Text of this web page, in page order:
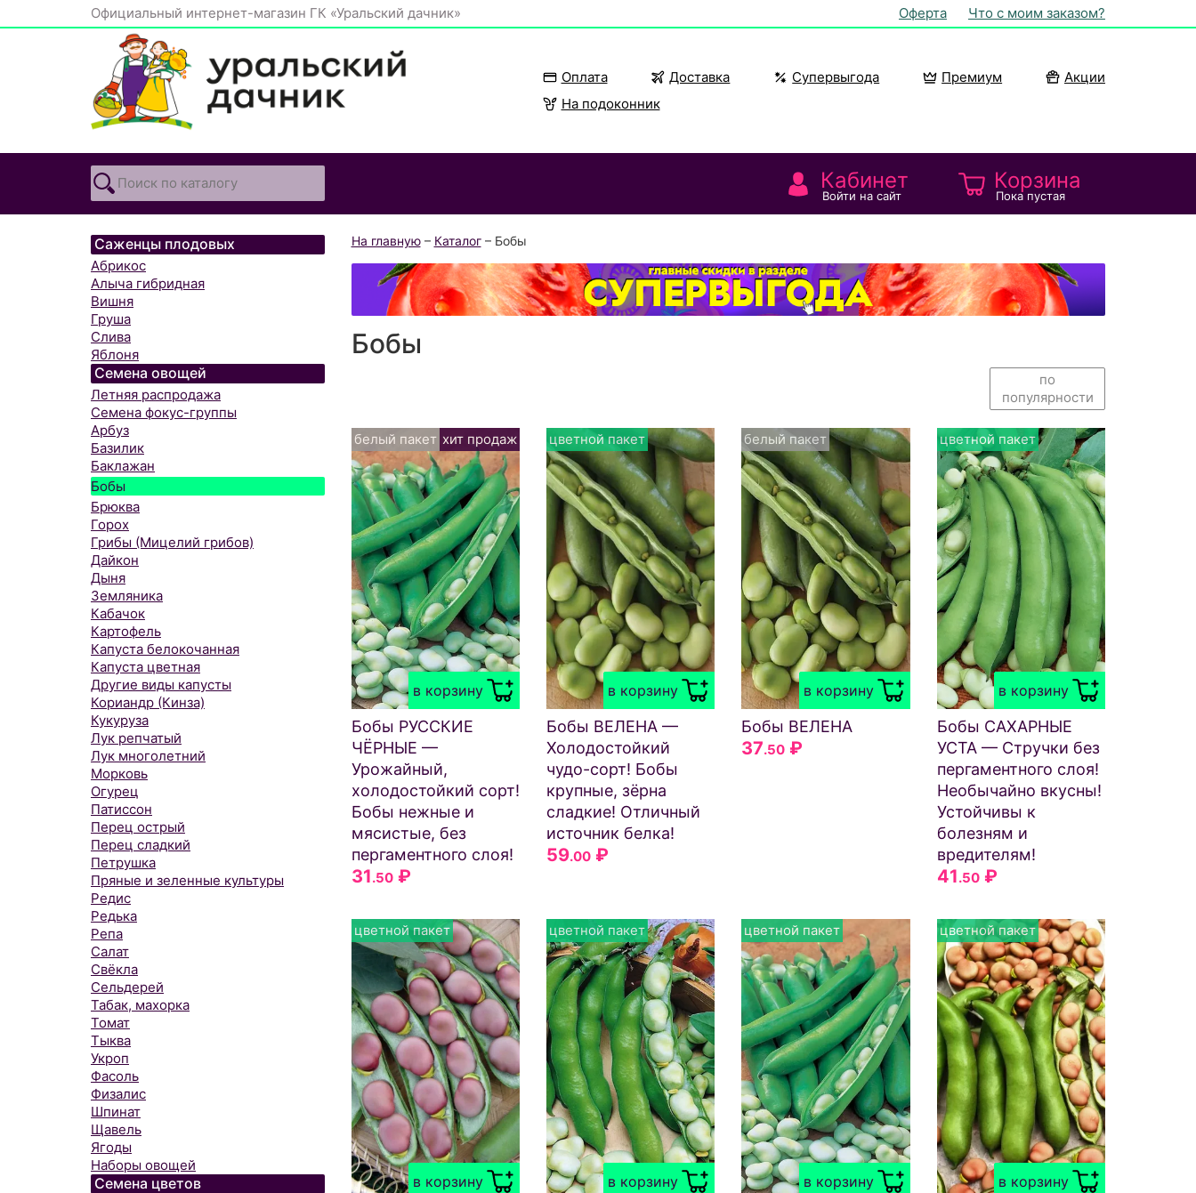
Официальный интернет-магазин ГК «Уральский дачник» Оферта Что с моим заказом?
Оплата Доставка Супервыгода Премиум
Акции
На подоконник
Кабинет
Войти на сайт
Корзина
Пока пустая
Саженцы плодовых
Абрикос
Алыча гибридная
Вишня
Груша
Слива
Яблоня
Семена овощей
Летняя распродажа
Семена фокус-группы
Арбуз
Базилик
Баклажан
Бобы
Брюква
Горох
Грибы (Мицелий грибов)
Дайкон
Дыня
Земляника
Кабачок
Картофель
Капуста белокочанная
Капуста цветная
Другие виды капусты
Кориандр (Кинза)
Кукуруза
Лук репчатый
Лук многолетний
Морковь
Огурец
Патиссон
Перец острый
Перец сладкий
Петрушка
Пряные и зеленные культуры
Редис
Редька
Репа
Салат
Свёкла
Сельдерей
Табак, махорка
Томат
Тыква
Укроп
Фасоль
Физалис
Шпинат
Щавель
Ягоды
Наборы овощей
Семена цветов
На главную– Каталог– Бобы
Бобы
по
популярности
в корзину
белый пакет хит продаж
Бобы РУССКИЕ
ЧЁРНЫЕ —
Урожайный,
холодостойкий сорт!
Бобы нежные и
мясистые, без
пергаментного слоя!
31.50₽
в корзину
цветной пакет
Бобы ВЕЛЕНА —
Холодостойкий
чудо-сорт! Бобы
крупные, зёрна
сладкие! Отличный
источник белка!
59.00₽
в корзину
белый пакет
Бобы ВЕЛЕНА
37.50 ₽
в корзину
цветной пакет
Бобы САХАРНЫЕ
УСТА — Стручки без
пергаментного слоя!
Необычайно вкусны!
Устойчивы к
болезням и
вредителям!
41.50₽
в корзину
цветной пакет
в корзину
цветной пакет
в корзину
цветной пакет
в корзину
цветной пакет